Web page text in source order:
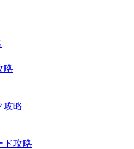
略
攻略
ド攻略